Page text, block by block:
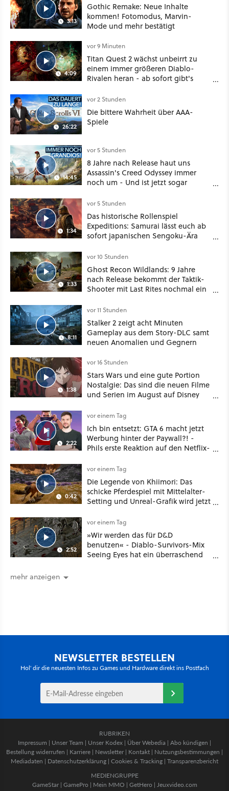
3:13
Gothic Remake: Neue Inhalte
kommen! Fotomodus, Marvin-
Mode und mehr bestätigt
4:09
vor 9 Minuten
Titan Quest 2 wächst unbeirrt zu
einem immer größeren Diablo-
Rivalen heran - ab sofort gibt's
Klasse
26:22
vor 2 Stunden
Die bittere Wahrheit über AAA-
Spiele
14:45
vor 5 Stunden
8 Jahre nach Release haut uns
Assassin's Creed Odyssey immer
noch um - Und ist jetzt sogar
1:34
vor 5 Stunden
Das historische Rollenspiel
Expeditions: Samurai lässt euch ab
sofort japanischen Sengoku-Ära
oder Diplomatie
1:33
vor 10 Stunden
Ghost Recon Wildlands: 9 Jahre
nach Release bekommt der Taktik-
Shooter mit Last Rites nochmal ein
8:11
vor 11 Stunden
Stalker 2 zeigt acht Minuten
Gameplay aus dem Story-DLC samt
neuen Anomalien und Gegnern
1:38
vor 16 Stunden
Stars Wars und eine gute Portion
Nostalgie: Das sind die neuen Filme
und Serien im August auf Disney
2:22
vor einem Tag
Ich bin entsetzt: GTA 6 macht jetzt
Werbung hinter der Paywall?! -
Phils erste Reaktion auf den Netflix-
0:42
vor einem Tag
Die Legende von Khiimori: Das
schicke Pferdespiel mit Mittelalter-
Setting und Unreal-Grafik wird jetzt
2:52
vor einem Tag
»Wir werden das für D&D
benutzen« - Diablo-Survivors-Mix
Seeing Eyes hat ein überraschend
mehr anzeigen
NEWSLETTER BESTELLEN
Hol' dir die neuesten Infos zu Games und Hardware direkt ins Postfach
RUBRIKEN
Impressum | Unser Team | Unser Kodex | Über Webedia | Abo kündigen |
Bestellung widerrufen | Karriere | Newsletter | Kontakt | Nutzungsbestimmungen |
Mediadaten | Datenschutzerklärung | Cookies & Tracking | Transparenzbericht
MEDIENGRUPPE
GameStar| GamePro | Mein MMO | GetHero | Jeuxvideo.com